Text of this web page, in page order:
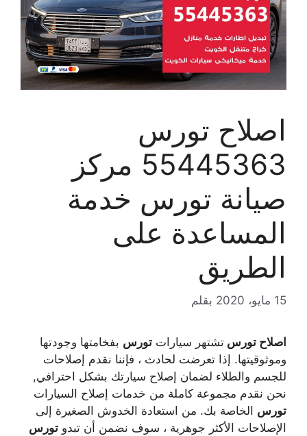
اصلاح تورس
55445363 مركز
صيانة تورس خدمة
المساعدة على
الطريق
15 مايو، 2020 بقلم
اصلاح تورس تشتهر سيارات تورس بفخامتها وجودتها
وموثوقيتها. إذا تعرضت لحادث ، فإننا نقدم إصلاحات
للجسم والطلاء لضمان إصلاح سيارتك بشكل احترافي,
نحن نقدم مجموعة كاملة من خدمات إصلاح السيارات
تورس الخاصة بك. من استعادة الخدوش الصغيرة إلى
الإصلاحات الأكثر جوهرية ، سوف نضمن أن تبدو تورس